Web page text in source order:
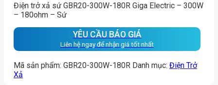
Điện trở xả sứ GBR20-300W-180R Giga Electric – 300W
– 180ohm – Sứ
YÊU CẦU BÁO GIÁ
Liên hệ ngay để nhận giá tốt nhất
Mã sản phẩm: GBR20-300W-180R Danh mục: Điện Trở
Xả